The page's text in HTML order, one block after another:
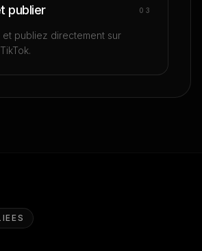
publier 0 3
et publiez directement sur